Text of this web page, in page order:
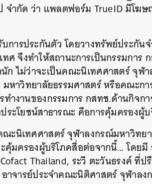
ำกัด ว่า แพลตฟอร์ม TrueID มีโฆษ
การประกันตัว โดยวางทรัพย์ประกั
ศ จึงทำให้สถานะการเป็นกรรมกา
นัก ไม่ว่าจะเป็นคณะนิเทศศาสตร์ จุ
หาวิทยาลัยธรรมศาสตร์ หรือคณะก
ำงานของกรรมการ กสทช.ด้านกิจก
ระโยชน์สาธารณะ คือการคุ้มครองผู้
นิเทศศาสตร์ จุฬาลงกรณ์มหาวิทยา
คุ้มครองผู้บริโภคสื่อต่อจากนี้… โด
Thailand, ระวี ตะวันธรงค์ ที่
าจารย์ประจำคณะนิติศาสตร์ จุฬาล